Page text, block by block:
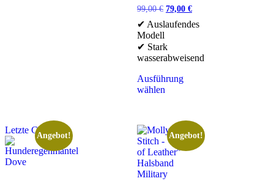
99,00€ 79,00 €
✔ Auslaufendes
Modell
✔ Stark
wasserabweisend
Ausführung
wählen
Letzte Chance
Angebot! Angebot!